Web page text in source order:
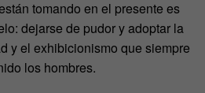
tomando en el presente es
dejarse de pudor y adoptar la
y el exhibicionismo que siempre
los hombres.